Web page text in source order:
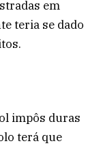
em
teria se dado
impôs duras
terá que